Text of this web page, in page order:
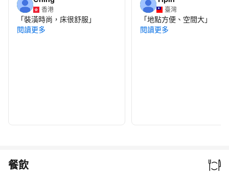
香港
「裝潢時尚，床很舒服 」
閱讀更多
臺灣
「地點方便、空間大」
閱讀更多
餐飲